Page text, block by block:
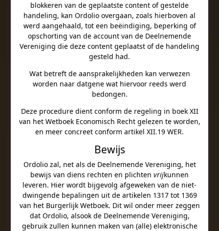
blokkeren van de geplaatste content of gestelde
handeling, kan Ordolio overgaan, zoals hierboven al
werd aangehaald, tot een beëindiging, beperking of
opschorting van de account van de Deelnemende
Vereniging die deze content geplaatst of de handeling
gesteld had.
Wat betreft de aansprakelijkheden kan verwezen
worden naar datgene wat hiervoor reeds werd
bedongen.
Deze procedure dient conform de regeling in boek XII
van het Wetboek Economisch Recht gelezen te worden,
en meer concreet conform artikel XII.19 WER.
Bewijs
Ordolio zal, net als de Deelnemende Vereniging, het
bewijs van diens rechten en plichten vrijkunnen
leveren. Hier wordt bijgevolg afgeweken van de niet-
dwingende bepalingen uit de artikelen 1317 tot 1369
van het Burgerlijk Wetboek. Dit wil onder meer zeggen
dat Ordolio, alsook de Deelnemende Vereniging,
gebruik zullen kunnen maken van (alle) elektronische